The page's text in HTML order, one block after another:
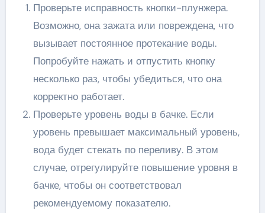
Проверьте исправность кнопки-плунжера.
Возможно, она зажата или повреждена, что
вызывает постоянное протекание воды.
Попробуйте нажать и отпустить кнопку
несколько раз, чтобы убедиться, что она
корректно работает.
Проверьте уровень воды в бачке. Если
уровень превышает максимальный уровень,
вода будет стекать по переливу. В этом
случае, отрегулируйте повышение уровня в
бачке, чтобы он соответствовал
рекомендуемому показателю.